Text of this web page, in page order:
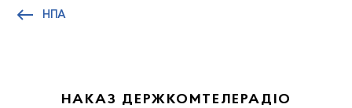
НПА
НАКАЗ ДЕРЖКОМТЕЛЕРАДІО